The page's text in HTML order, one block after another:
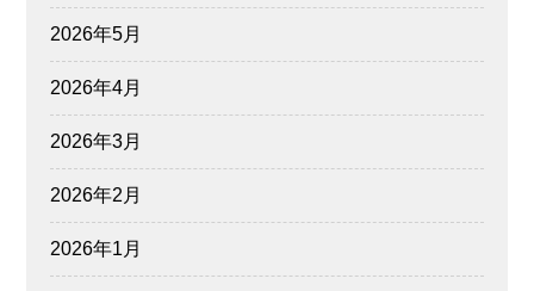
2026年5月
2026年4月
2026年3月
2026年2月
2026年1月